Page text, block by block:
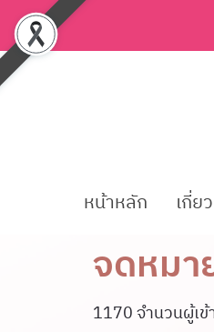
หน้าหลัก เกี่ย
จดหมา
1170 จำนวนผู้เข้